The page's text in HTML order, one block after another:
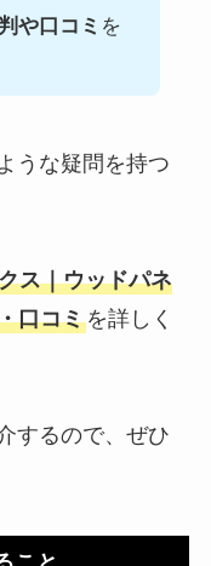
や口コミ を
うな疑問を持つ
ス｜ウッドパネ
口コミを詳しく
するので、ぜひ